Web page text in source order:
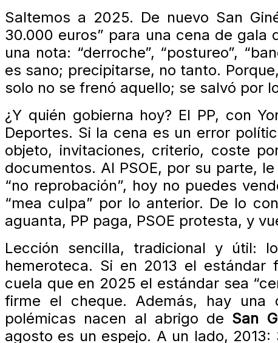
Saltemos a 2025. De nuevo San
30.000 euros” para una cena de gala
una nota: “derroche”, “postureo”,
es sano; precipitarse, no tanto.
solo no se frenó aquello; se salvó por
¿Y quién gobierna hoy? El PP, con
Deportes. Si la cena es un error
objeto, invitaciones, criterio, coste
documentos. Al PSOE, por su parte,
“no reprobación”, hoy no puedes
“mea culpa” por lo anterior. De lo
aguanta, PP paga, PSOE protesta, y
Lección sencilla, tradicional y útil:
hemeroteca. Si en 2013 el estándar
cuela que en 2025 el estándar sea
firme el cheque. Además, hay una
polémicas nacen al abrigo de San
agosto es un espejo. A un lado,